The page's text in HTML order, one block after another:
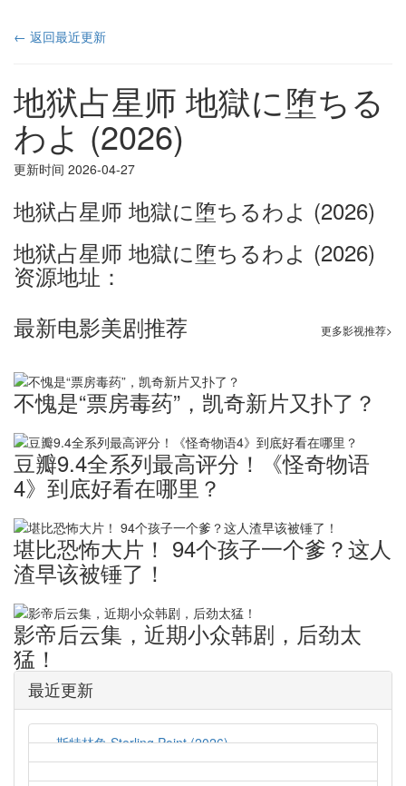
← 返回最近更新
地狱占星师 地獄に堕ちる
わよ (2026)
更新时间 2026-04-27
地狱占星师 地獄に堕ちるわよ (2026)
地狱占星师 地獄に堕ちるわよ (2026)
资源地址：
最新电影美剧推荐
更多影视推荐>
不愧是“票房毒药”，凯奇新片又扑了？
豆瓣9.4全系列最高评分！《怪奇物语
4》到底好看在哪里？
堪比恐怖大片！ ​94个孩子一个爹？这人
渣早该被锤了！
影帝后云集，近期小众韩剧，后劲太
猛！
最近更新
斯特林角 Sterling Point (2026)
2026-08-05
猛尸一家亲 Lockbox (2026)